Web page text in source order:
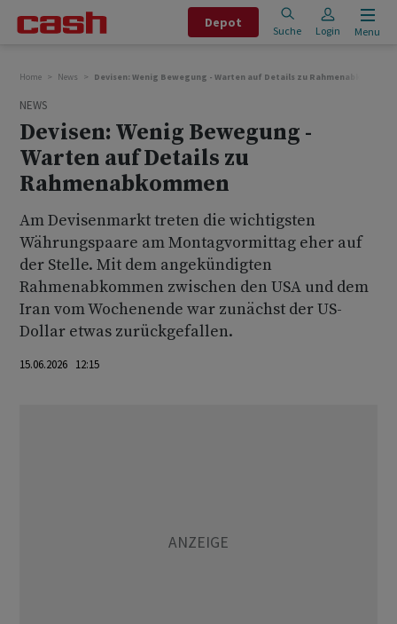
Depot
Suche Login Menu
Home News Devisen: Wenig Bewegung - Warten auf Details zu Rahmenabkommen
NEWS
Devisen: Wenig Bewegung -
Warten auf Details zu
Rahmenabkommen
Am Devisenmarkt treten die wichtigsten
Währungspaare am Montagvormittag eher auf
der Stelle. Mit dem angekündigten
Rahmenabkommen zwischen den USA und dem
Iran vom Wochenende war zunächst der US-
Dollar etwas zurückgefallen.
15.06.2026 12:15